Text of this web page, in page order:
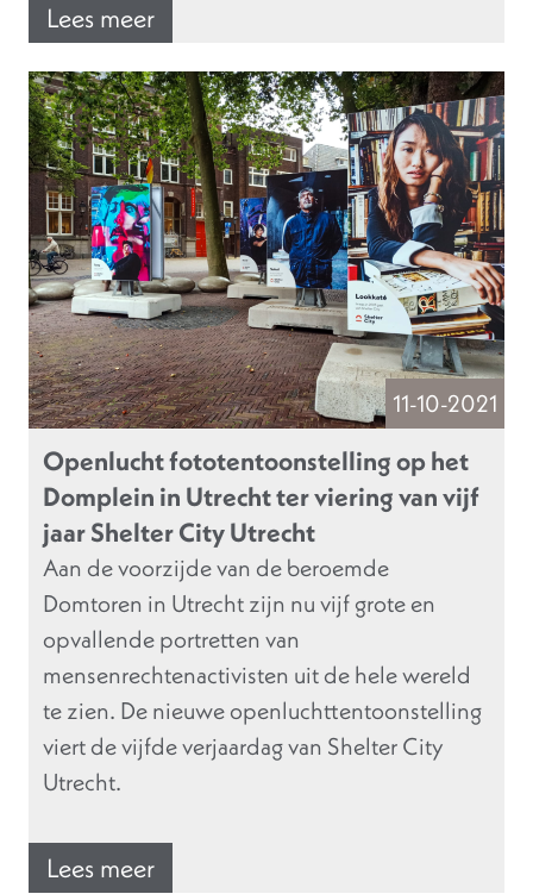
Lees meer
11-10-2021
Openlucht fototentoonstelling op het
Domplein in Utrecht ter viering van vijf
jaar Shelter City Utrecht
Aan de voorzijde van de beroemde
Domtoren in Utrecht zijn nu vijf grote en
opvallende portretten van
mensenrechtenactivisten uit de hele wereld
te zien. De nieuwe openluchttentoonstelling
viert de vijfde verjaardag van Shelter City
Utrecht.
Lees meer